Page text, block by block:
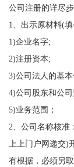
公司注册的详尽步
1、出示原材料(
1)企业名字;
2)注册资本;
3)公司法人的基
4)公司股东和公
5)业务范围；
2、公司名称核准
上上门户网递交
有根据，必须另取